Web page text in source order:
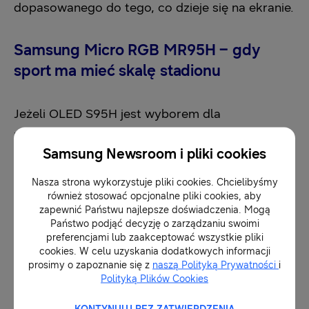
dopasowanego do tego, co dzieje się na ekranie.
Samsung Micro RGB MR95H – gdy
sport ma mieć skalę stadionu
Jeżeli OLED S95H jest wyborem dla
perfekcjonisty obrazu, Samsung Micro RGB
MR95H jest wyborem dla kogoś, kto chce
powiedzieć: robimy domową strefę kibica na
serio w rewelacyjnych kolorach obrazu. To
telewizor, który zmienia sposób odbioru
transmisji. Przy przekątnej 75 czy 85 cali mecz
nie jest już po prostu obrazem na ekranie. Jest
wydarzeniem, w którym naprawdę
Samsung Newsroom i pliki cookies
Nasza strona wykorzystuje pliki cookies. Chcielibyśmy
również stosować opcjonalne pliki cookies, aby
zapewnić Państwu najlepsze doświadczenia. Mogą
Państwo podjąć decyzję o zarządzaniu swoimi
preferencjami lub zaakceptować wszystkie pliki
cookies. W celu uzyskania dodatkowych informacji
prosimy o zapoznanie się z naszą Polityką Prywatności i
Polityką Plików Cookies